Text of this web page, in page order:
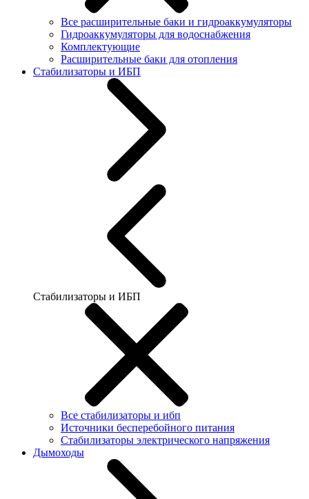
Все расширительные баки и гидроаккумуляторы
Гидроаккумуляторы для водоснабжения
Комплектующие
Расширительные баки для отопления
Стабилизаторы и ИБП
Стабилизаторы и ИБП
Все стабилизаторы и ибп
Источники бесперебойного питания
Стабилизаторы электрического напряжения
Дымоходы